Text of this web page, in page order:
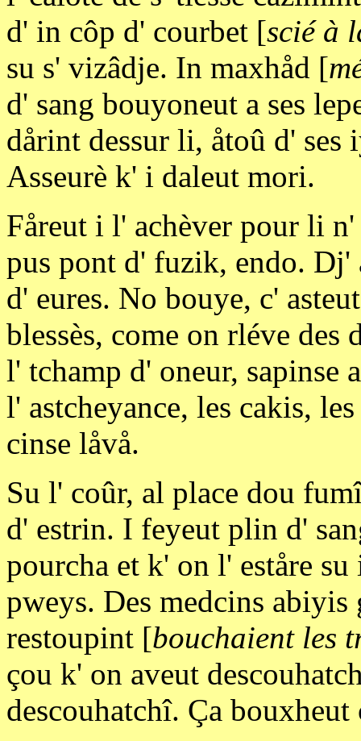
d' in côp d' courbet [scié à
su s' vizâdje. In maxhåd [
d' sang bouyoneut a ses
dårint dessur li, åtoû d'
Asseurè k' i daleut mori.
Fåreut i l' achèver pour li
pus pont d' fuzik, endo. Dj'
d' eures. No bouye, c'
blessès, come on rléve des
l' tchamp d' oneur, sapinse
l' astcheyance, les cakis,
cinse låvå.
Su l' coûr, al place dou
d' estrin. I feyeut plin d'
pourcha et k' on l' eståre
pweys. Des medcins
restoupint [bouchaient les
çou k' on aveut
descouhatchî. Ça